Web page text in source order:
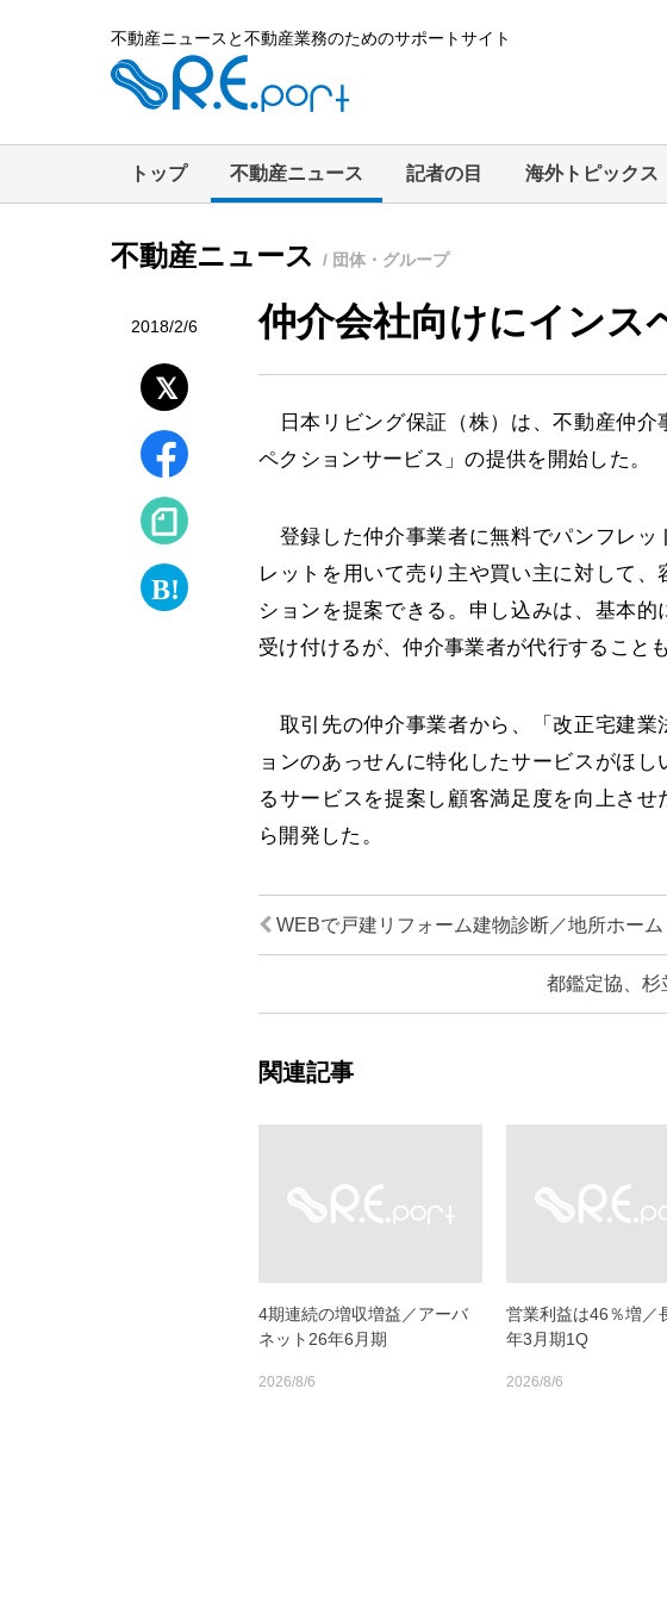
不動産ニュースと不動産業務のためのサポートサイト
トップ 不動産ニュース 記者の目 海外トピックス
不動産ニュース / 団体・グループ
2018/2/6 仲介会社向けにインス
日本リビング保証（株）は、不動産仲介
ペクションサービス」の提供を開始した。
登録した仲介事業者に無料でパンフレッ
レットを用いて売り主や買い主に対して
ションを提案できる。申し込みは、基本
受け付けるが、仲介事業者が代行することも
取引先の仲介事業者から、「改正宅建業
ョンのあっせんに特化したサービスがほ
るサービスを提案し顧客満足度を向上さ
ら開発した。
WEBで戸建リフォーム建物診断／地所ホーム
都鑑定協、杉
関連記事
4期連続の増収増益／アーバ
ネット26年6月期
2026/8/6
営業利益は46％増／
年3月期1Q
2026/8/6